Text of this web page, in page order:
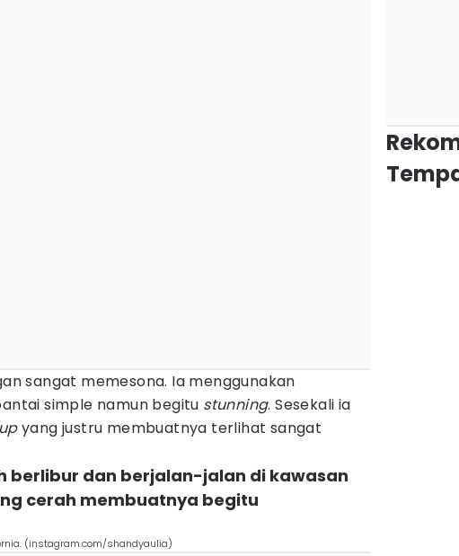
sangat memesona. Ia menggunakan
simple namun begitu stunning. Sesekali ia
yang justru membuatnya terlihat sangat
berlibur dan berjalan-jalan di kawasan
cerah membuatnya begitu
(instagram.com/shandyaulia)